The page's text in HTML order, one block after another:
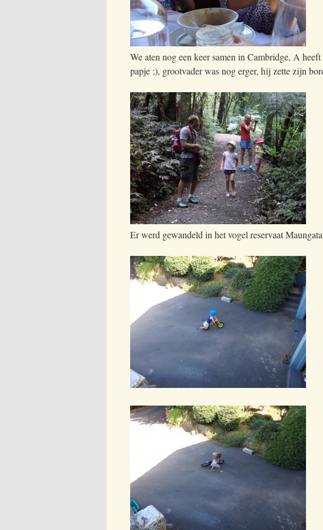
We aten nog een keer samen in Cambridge, A
papje ;), grootvader was nog erger, hij zette zijn
Er werd gewandeld in het vogel reservaat